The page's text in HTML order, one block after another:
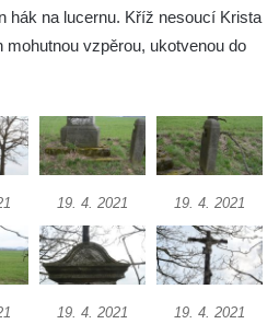
ve Chřibské
Chouči
hák na lucernu. Kříž nesoucí Krista
mohutnou vzpěrou, ukotvenou do
19. 4. 2021 19. 4. 2021
19. 4. 2021 19. 4. 2021